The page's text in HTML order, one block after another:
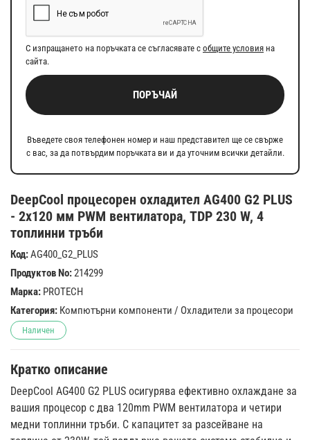
DeepCool процесорен охладител AG400 G2 PLUS
- 2x120 мм PWM вентилатора, TDP 230 W, 4
топлинни тръби
Код:AG400_G2_PLUS
Продуктов No:214299
Марка: PROTECH
Категория: Компютърни компоненти / Охладители за процесори
Наличен
Кратко описание
DeepCool AG400 G2 PLUS осигурява ефективно охлаждане за
вашия процесор с два 120mm PWM вентилатора и четири
медни топлинни тръби. С капацитет за разсейване на
С изпращането на поръчката се съгласявате с общите условия на
сайта.
ПОРЪЧАЙ
Въведете своя телефонен номер и наш представител ще се свърже
с вас, за да потвърдим поръчката ви и да уточним всички детайли.